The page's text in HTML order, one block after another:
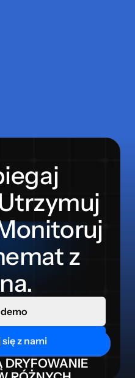
DRYFOWANIE
SCHEMATU DANYCH
z
z nami